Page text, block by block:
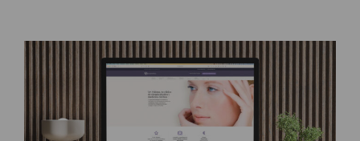
Netsteril